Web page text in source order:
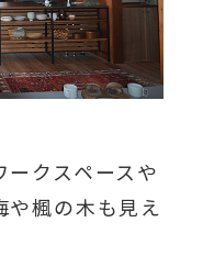
クスペースや
楓の木も見え